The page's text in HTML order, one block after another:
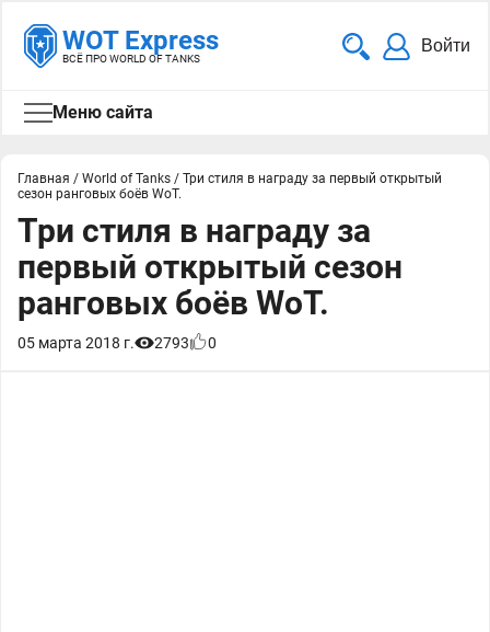
WOT Express
ВСЁ ПРО WORLD OF TANKS
Войти
Меню сайта
Главная / World of Tanks / Три стиля в награду за первый открытый
сезон ранговых боёв WoT.
Три стиля в награду за
первый открытый сезон
ранговых боёв WoT.
05 марта 2018 г. 2793 0